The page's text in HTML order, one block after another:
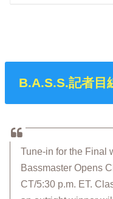
B.A.S.S.記者目
Tune-in for the Final
Bassmaster Opens
CT/5:30 p.m. ET.